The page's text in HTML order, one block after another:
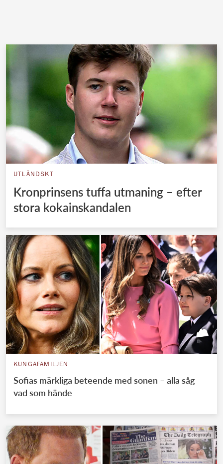
UTLÄNDSKT
Kronprinsens tuffa utmaning – efter
stora kokainskandalen
KUNGAFAMILJEN
Sofias märkliga beteende med sonen – alla såg
vad som hände